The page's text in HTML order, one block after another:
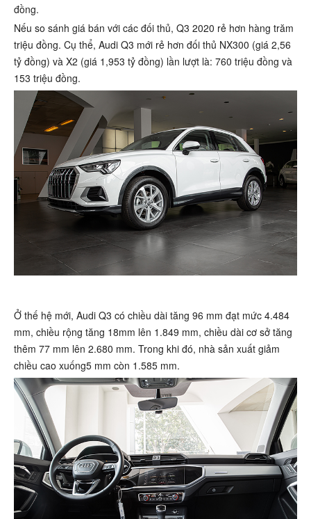
đồng.
Nếu so sánh giá bán với các đối thủ, Q3 2020 rẻ hơn hàng trăm
triệu đồng. Cụ thể, Audi Q3 mới rẻ hơn đối thủ NX300 (giá 2,56
tỷ đồng) và X2 (giá 1,953 tỷ đồng) lần lượt là: 760 triệu đồng và
153 triệu đồng.
Ở thế hệ mới, Audi Q3 có chiều dài tăng 96 mm đạt mức 4.484
mm, chiều rộng tăng 18mm lên 1.849 mm, chiều dài cơ sở tăng
thêm 77 mm lên 2.680 mm. Trong khi đó, nhà sản xuất giảm
chiều cao xuống5 mm còn 1.585 mm.